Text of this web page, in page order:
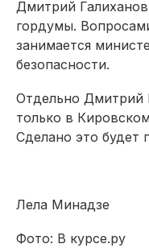
Дмитрий
гордумы.
занимается
безопасности.
Отдельно Дмитрий
только в
Сделано это будет
Лела Минадзе
Фото: В курсе.ру